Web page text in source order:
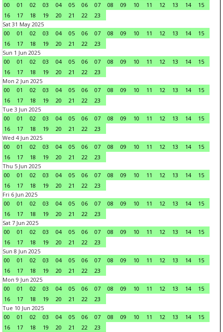
00
01 02 03 04 05 06 07 08 09 10 11 12 13 14
15
16
17 18 19 20 21 22
23
Sat 31 May 2025
00
01 02 03 04 05 06 07 08 09 10 11 12 13 14
15
16
17 18 19 20 21 22
23
Sun 1 Jun 2025
00
01 02 03 04 05 06 07 08 09 10 11 12 13 14
15
16
17 18 19 20 21 22
23
Mon 2 Jun 2025
00
01 02 03 04 05 06 07 08 09 10 11 12 13 14
15
16
17 18 19 20 21 22
23
Tue 3 Jun 2025
00
01 02 03 04 05 06 07 08 09 10 11 12 13 14
15
16
17 18 19 20 21 22
23
Wed 4 Jun 2025
00
01 02 03 04 05 06 07 08 09 10 11 12 13 14
15
16
17 18 19 20 21 22
23
Thu 5 Jun 2025
00
01 02 03 04 05 06 07 08 09 10 11 12 13 14
15
16
17 18 19 20 21 22
23
Fri 6 Jun 2025
00
01 02 03 04 05 06 07 08 09 10 11 12 13 14
15
16
17 18 19 20 21 22
23
Sat 7 Jun 2025
00
01 02 03 04 05 06 07 08 09 10 11 12 13 14
15
16
17 18 19 20 21 22
23
Sun 8 Jun 2025
00
01 02 03 04 05 06 07 08 09 10 11 12 13 14
15
16
17 18 19 20 21 22
23
Mon 9 Jun 2025
00
01 02 03 04 05 06 07 08 09 10 11 12 13 14
15
16
17 18 19 20 21 22
23
Tue 10 Jun 2025
00
01 02 03 04 05 06 07 08 09 10 11 12 13 14
15
16
17 18 19 20 21 22
23